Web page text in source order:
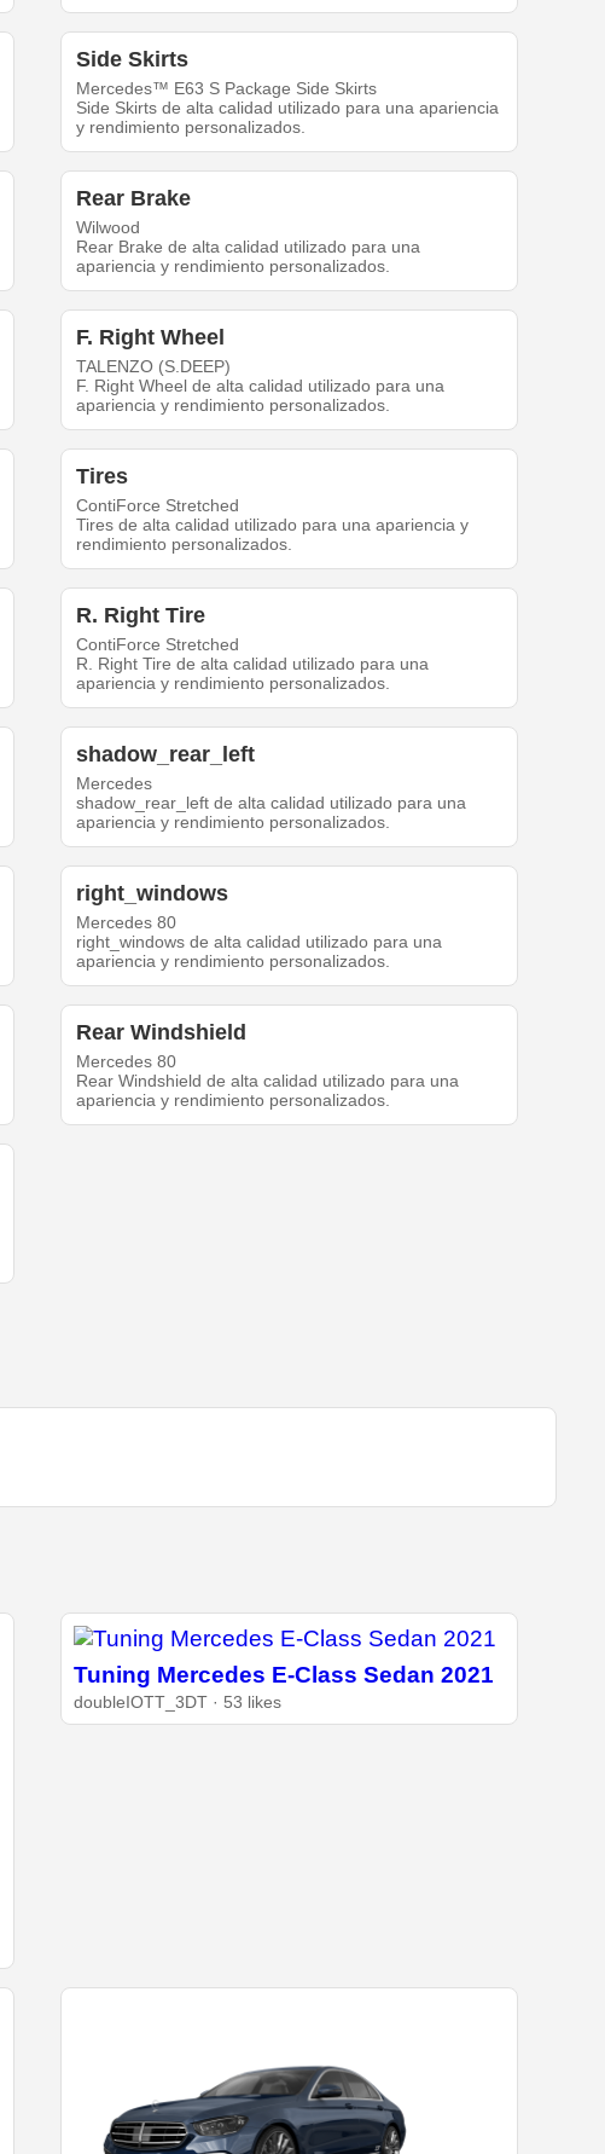
Side Skirts
Mercedes™ E63 S Package Side Skirts
Side Skirts de alta calidad utilizado para una apariencia
y rendimiento personalizados.
Rear Brake
Wilwood
Rear Brake de alta calidad utilizado para una
apariencia y rendimiento personalizados.
F. Right Wheel
TALENZO (S.DEEP)
F. Right Wheel de alta calidad utilizado para una
apariencia y rendimiento personalizados.
Tires
ContiForce Stretched
Tires de alta calidad utilizado para una apariencia y
rendimiento personalizados.
R. Right Tire
ContiForce Stretched
R. Right Tire de alta calidad utilizado para una
apariencia y rendimiento personalizados.
shadow_rear_left
Mercedes
shadow_rear_left de alta calidad utilizado para una
apariencia y rendimiento personalizados.
right_windows
Mercedes 80
right_windows de alta calidad utilizado para una
apariencia y rendimiento personalizados.
Rear Windshield
Mercedes 80
Rear Windshield de alta calidad utilizado para una
apariencia y rendimiento personalizados.
Tuning Mercedes E-Class Sedan 2021
doubleIOTT_3DT · 53 likes